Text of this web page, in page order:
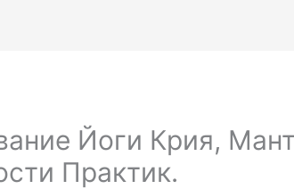
Йоги Крия,
Практик.